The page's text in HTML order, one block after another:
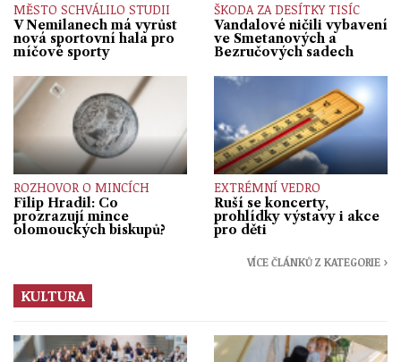
MĚSTO SCHVÁLILO STUDII
V Nemilanech má vyrůst
nová sportovní hala pro
míčové sporty
ŠKODA ZA DESÍTKY TISÍC
Vandalové ničili vybavení
ve Smetanových a
Bezručových sadech
ROZHOVOR O MINCÍCH
Filip Hradil: Co
prozrazují mince
olomouckých biskupů?
EXTRÉMNÍ VEDRO
Ruší se koncerty,
prohlídky výstavy i akce
pro děti
VÍCE ČLÁNKŮ Z KATEGORIE ›
KULTURA